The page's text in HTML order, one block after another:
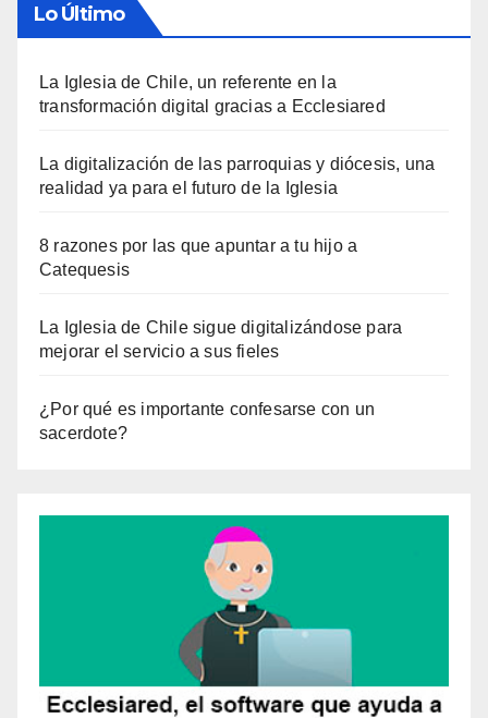
Lo Último
La Iglesia de Chile, un referente en la
transformación digital gracias a Ecclesiared
La digitalización de las parroquias y diócesis, una
realidad ya para el futuro de la Iglesia
8 razones por las que apuntar a tu hijo a
Catequesis
La Iglesia de Chile sigue digitalizándose para
mejorar el servicio a sus fieles
¿Por qué es importante confesarse con un
sacerdote?